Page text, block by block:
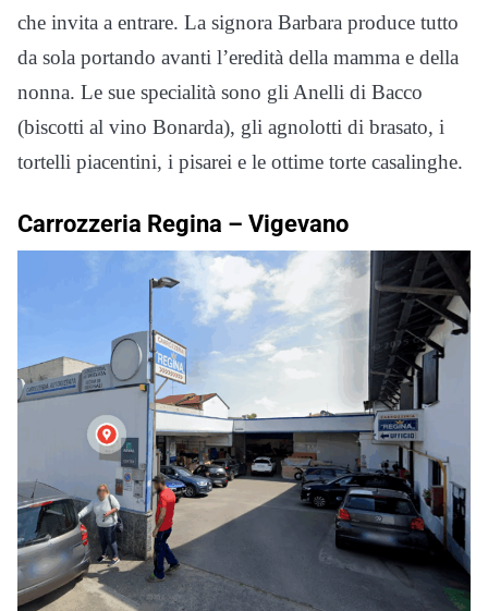
che invita a entrare. La signora Barbara produce tutto
da sola portando avanti l’eredità della mamma e della
nonna. Le sue specialità sono gli Anelli di Bacco
(biscotti al vino Bonarda), gli agnolotti di brasato, i
tortelli piacentini, i pisarei e le ottime torte casalinghe.
Carrozzeria Regina – Vigevano